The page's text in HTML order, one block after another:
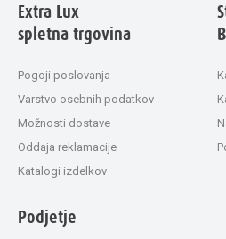
Extra Lux
spletna trgovina
Pogoji poslovanja
Varstvo osebnih podatkov
Možnosti dostave
Oddaja reklamacije
Katalogi izdelkov
Podjetje